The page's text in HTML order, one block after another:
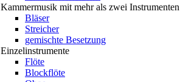
Kammermusik mit mehr als zwei Instrumenten
Bläser
Streicher
gemischte Besetzung
Einzelinstrumente
Flöte
Blockflöte